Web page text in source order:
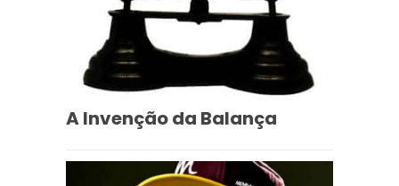
A Invenção da Balança